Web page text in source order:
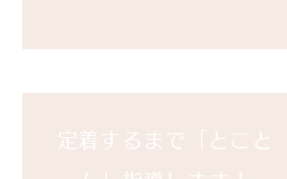
​定着するまで「とこと